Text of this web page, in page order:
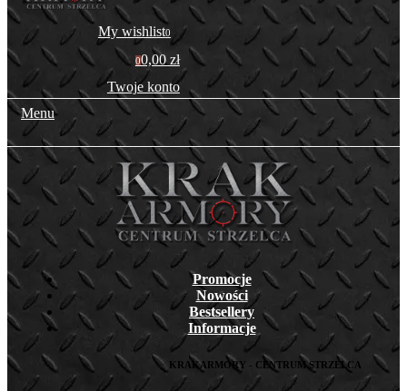
My wishlist0
00,00 zł
Twoje konto
Menu
Promocje
Nowości
Bestsellery
Informacje
KRAKARMORY - CENTRUM STRZELCA